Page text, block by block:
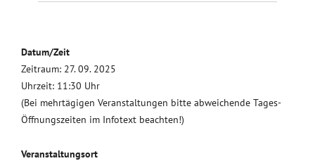
Datum/Zeit
Zeitraum: 27. 09. 2025
Uhrzeit: 11:30 Uhr
(Bei mehrtägigen Veranstaltungen bitte abweichende Tages-
Öffnungszeiten im Infotext beachten!)
Veranstaltungsort